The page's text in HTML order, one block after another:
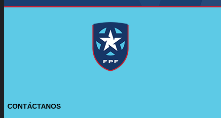
CONTÁCTANOS